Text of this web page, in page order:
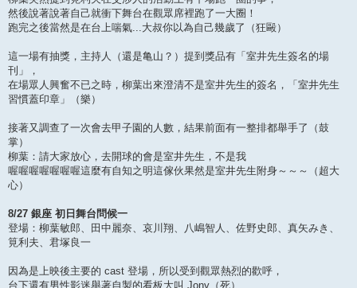
然後說著說著自己就衝下舞台在觀眾席裡跑了一大圈！
跑完之後當然是在台上喘氣...大叔你以為自己幾歲了（狂毆）
這一場有抽獎，主持人（還是亀山？）提到獎品有「室井先生簽名的場
刊」，
在場眾人興奮不已之時，柳葉出來澄清不是室井先生的簽名，「室井先生
習慣蓋印章」（樂）
接著又調查了一次會去甲子園的人數，結果前面有一整排都舉手了（鼓
掌）
柳葉：請大家放心，去開球的會是室井先生，不是我
喔喔喔喔喔喔喔這麼有自知之明這傢伙果然是室井先生附身～～～（超大
心）
8/27 銀座 初日舞台問候一
登場：柳葉敏郎、田中麗奈、哀川翔、八嶋智人、佐野史郎、真矢みき、
筧利夫、君塚良一
因為是上映後主要的 cast 登場，所以受到觀眾熱烈的歡呼，
台下還有男性影迷舉著自製的看板大叫 Jony（死）